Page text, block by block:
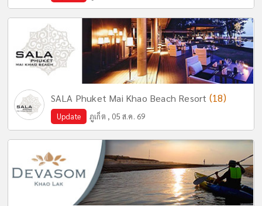
SALA Phuket Mai Khao Beach Resort (18)
Update ภูเก็ต , 05 ส.ค. 69